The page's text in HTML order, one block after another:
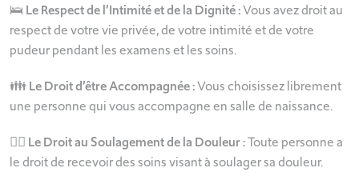
🛌 Le Respect de l’Intimité et de la Dignité :Vous avez droit au
respect de votre vie privée, de votre intimité et de votre
pudeur pendant les examens et les soins.
👪 Le Droit d’être Accompagnée :Vous choisissez librement
une personne qui vous accompagne en salle de naissance.
🧘‍♀️ Le Droit au Soulagement de la Douleur :Toute personne a
le droit de recevoir des soins visant à soulager sa douleur.